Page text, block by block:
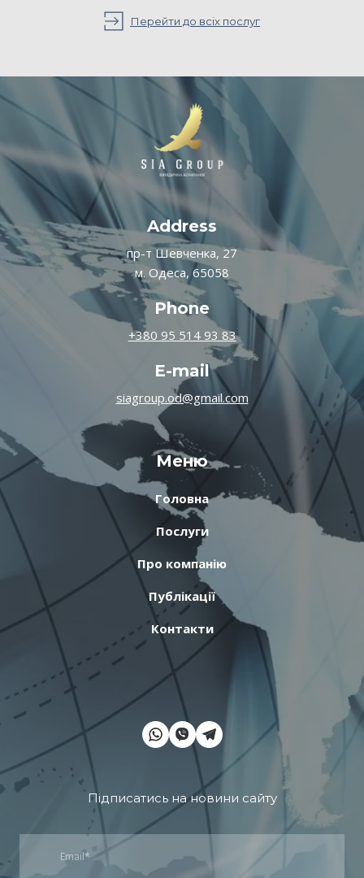
Перейти до всіх послуг
Address
пр-т Шевченка, 27
м. Одеса, 65058
Phone
+380 95 514 93 83
E-mail
siagroup.od@gmail.com
Меню
Головна
Послуги
Про компанію
Публікації
Контакти
Підписатись на новини сайту